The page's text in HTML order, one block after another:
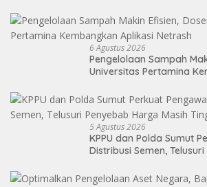
6 Agustus 2026
Pengelolaan Sampah
Universitas Pertamina
5 Agustus 2026
KPPU dan Polda Sumut
Distribusi Semen,